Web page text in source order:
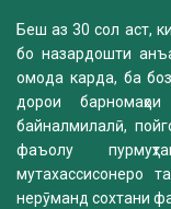
Беш аз 30 сол аст,
бо назардошти
омода карда, ба
дорои барномаҳои
байналмилалӣ,
фаъолу
мутахассисонеро
нерӯманд сохтани